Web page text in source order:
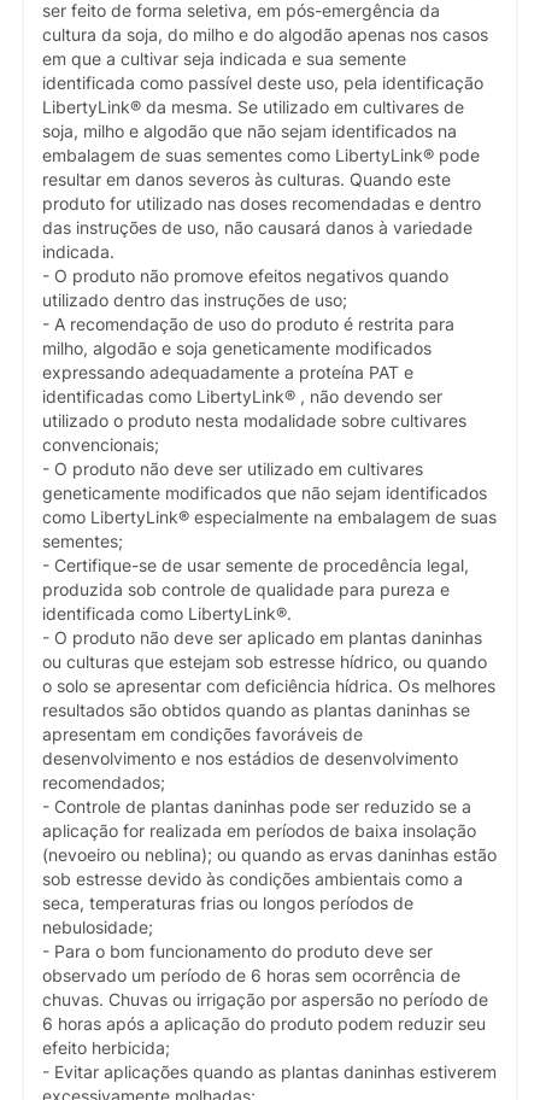
ser feito de forma seletiva, em pós-emergência da
cultura da soja, do milho e do algodão apenas nos casos
em que a cultivar seja indicada e sua semente
identificada como passível deste uso, pela identificação
LibertyLink® da mesma. Se utilizado em cultivares de
soja, milho e algodão que não sejam identificados na
embalagem de suas sementes como LibertyLink® pode
resultar em danos severos às culturas. Quando este
produto for utilizado nas doses recomendadas e dentro
das instruções de uso, não causará danos à variedade
indicada.
- O produto não promove efeitos negativos quando
utilizado dentro das instruções de uso;
- A recomendação de uso do produto é restrita para
milho, algodão e soja geneticamente modificados
expressando adequadamente a proteína PAT e
identificadas como LibertyLink® , não devendo ser
utilizado o produto nesta modalidade sobre cultivares
convencionais;
- O produto não deve ser utilizado em cultivares
geneticamente modificados que não sejam identificados
como LibertyLink® especialmente na embalagem de suas
sementes;
- Certifique-se de usar semente de procedência legal,
produzida sob controle de qualidade para pureza e
identificada como LibertyLink®.
- O produto não deve ser aplicado em plantas daninhas
ou culturas que estejam sob estresse hídrico, ou quando
o solo se apresentar com deficiência hídrica. Os melhores
resultados são obtidos quando as plantas daninhas se
apresentam em condições favoráveis de
desenvolvimento e nos estádios de desenvolvimento
recomendados;
- Controle de plantas daninhas pode ser reduzido se a
aplicação for realizada em períodos de baixa insolação
(nevoeiro ou neblina); ou quando as ervas daninhas estão
sob estresse devido às condições ambientais como a
seca, temperaturas frias ou longos períodos de
nebulosidade;
- Para o bom funcionamento do produto deve ser
observado um período de 6 horas sem ocorrência de
chuvas. Chuvas ou irrigação por aspersão no período de
6 horas após a aplicação do produto podem reduzir seu
efeito herbicida;
- Evitar aplicações quando as plantas daninhas estiverem